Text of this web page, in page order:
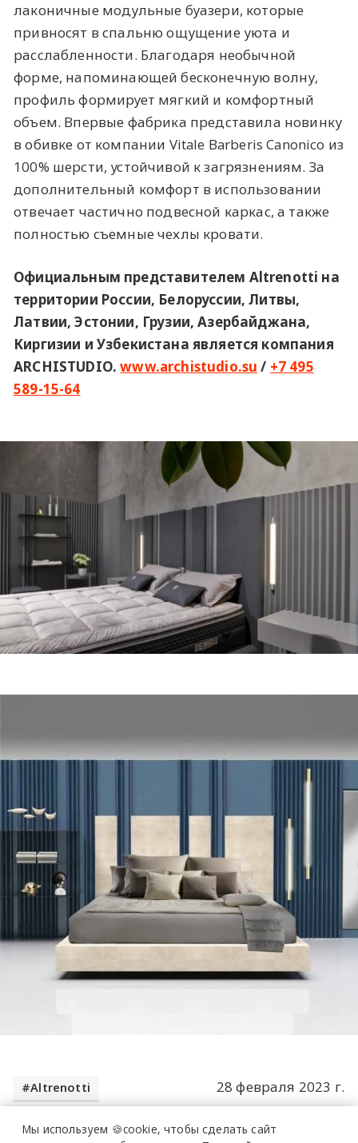
лаконичные модульные буазери, которые
привносят в спальню ощущение уюта и
расслабленности. Благодаря необычной
форме, напоминающей бесконечную волну,
профиль формирует мягкий и комфортный
объем. Впервые фабрика представила новинку
в обивке от компании Vitale Barberis Canonico из
100% шерсти, устойчивой к загрязнениям. За
дополнительный комфорт в использовании
отвечает частично подвесной каркас, а также
полностью съемные чехлы кровати.
Официальным представителем Altrenotti на
территории России, Белоруссии, Литвы,
Латвии, Эстонии, Грузии, Азербайджана,
Киргизии и Узбекистана является компания
ARCHISTUDIO.www.archistudio.su / +7 495
589-15-64
28 февраля 2023 г.
Altrenotti
Мы используем 🍪cookie, чтобы сделать сайт